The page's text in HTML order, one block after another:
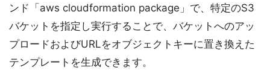
ンド「aws cloudformation package」で、特定のS3
バケットを指定し実行することで、バケットへのアッ
プロードおよびURLをオブジェクトキーに置き換えた
テンプレートを生成できます。